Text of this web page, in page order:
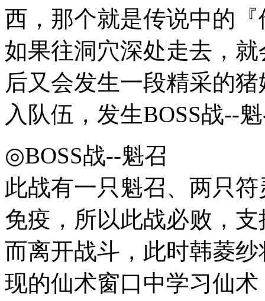
西，那个就是传说中的
如果往洞穴深处走去，
后又会发生一段精采的
入队伍，发生BOSS战--
◎BOSS战--魁召
此战有一只魁召、两只
免疫，所以此战必败，
而离开战斗，此时韩菱
现的仙术窗口中学习仙